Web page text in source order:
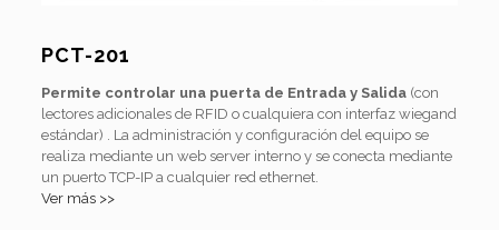
PCT-201
Permite controlar una puerta de Entrada y Salida(con
lectores adicionales de RFID o cualquiera con interfaz wiegand
estándar) . La administración y configuración del equipo se
realiza mediante un web server interno y se conecta mediante
un puerto TCP-IP a cualquier red ethernet.
Ver más >>